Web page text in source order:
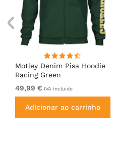
Motley Denim Pisa Hoodie
Racing Green
49,99 € IVA incluído
Adicionar ao carrinho